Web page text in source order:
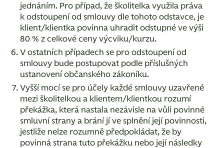
jednáním. Pro případ, že školitelka využila práva
k odstoupení od smlouvy dle tohoto odstavce, je
klient/klientka povinna uhradit odstupné ve výši
80 % z celkové ceny výcviku/kurzu.
V ostatních případech se pro odstoupení od
smlouvy bude postupovat podle příslušných
ustanovení občanského zákoníku.
Vyšší mocí se pro účely každé smlouvy uzavřené
mezi školitelkou a klientem/klientkou rozumí
překážka, která nastala nezávisle na vůli povinné
smluvní strany a brání jí ve splnění její povinnosti,
jestliže nelze rozumně předpokládat, že by
povinná strana tuto překážku nebo její následky